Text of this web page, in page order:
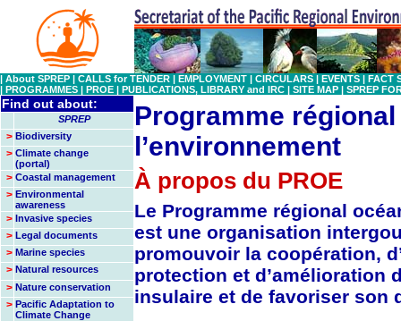
| About SPREP | CALLS for TENDER | EMPLOYMENT | CIRCULARS | EVENTS | FACT
| PROGRAMMES | PROE | PUBLICATIONS, LIBRARY and IRC | SITE MAP | SPREP
Find out about:
SPREP
> Biodiversity
> Climate change
(portal)
> Coastal management
> Environmental
awareness
> Invasive species
> Legal documents
> Marine species
> Natural resources
> Nature conservation
> Pacific Adaptation to
Climate Change
Programme
l’environnement
À propos du PROE
Le Programme régional
est une organisation
promouvoir la coopération,
protection et d’amélioration
insulaire et de favoriser son